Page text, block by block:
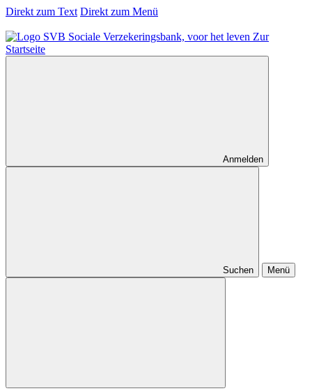
Direkt zum Text Direkt zum Menü
Zur
Startseite
Anmelden
Suchen Menü